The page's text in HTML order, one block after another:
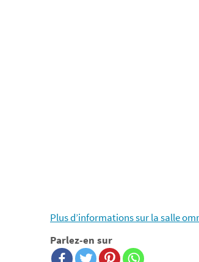
Plus d’informations sur la salle
Parlez-en sur